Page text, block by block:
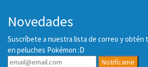
Novedades
Suscríbete a nuestra lista de correo y obtén
en peluches Pokémon :D
Notifícame